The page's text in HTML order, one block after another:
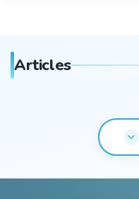
Articles